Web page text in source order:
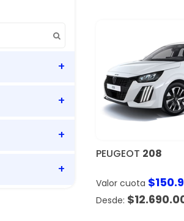
PEUGEOT 208
Valor cuota $
$